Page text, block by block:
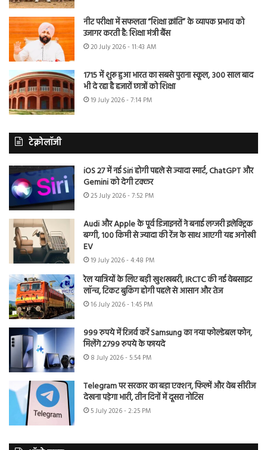
नीट परीक्षा में सफलता “शिक्षा क्रांति” के व्यापक प्रभाव को
उजागर करती है: शिक्षा मंत्री बैंस
20 July 2026 - 11:43 AM
1715 में शुरू हुआ भारत का सबसे पुराना स्कूल, 300 साल बाद
भी दे रहा है हजारों छात्रों को शिक्षा
19 July 2026 - 7:14 PM
टेक्नोलॉजी
iOS 27 में नई Siri होगी पहले से ज्यादा स्मार्ट, ChatGPT और
Gemini को देगी टक्कर
25 July 2026 - 7:52 PM
Audi और Apple के पूर्व डिजाइनरों ने बनाई लग्जरी इलेक्ट्रिक
बग्गी, 100 किमी से ज्यादा की रेंज के साथ आएगी यह अनोखी
EV
19 July 2026 - 4:48 PM
रेल यात्रियों के लिए बड़ी खुशखबरी, IRCTC की नई वेबसाइट
लॉन्च, टिकट बुकिंग होगी पहले से आसान और तेज
16 July 2026 - 1:45 PM
999 रुपये में रिजर्व करें Samsung का नया फोल्डेबल फोन,
मिलेंगे 2799 रुपये के फायदे
8 July 2026 - 5:54 PM
Telegram पर सरकार का बड़ा एक्शन, फिल्में और वेब सीरीज
देखना पड़ेगा भारी, तीन दिनों में दूसरा नोटिस
5 July 2026 - 2:25 PM